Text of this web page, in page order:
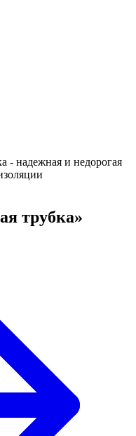
- надежная и недорогая
трубка»